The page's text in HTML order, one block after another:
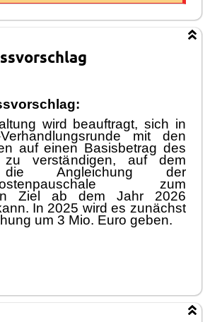
wird beauftragt, sich in
mit den
auf einen Basisbetrag des
zu verständigen, auf dem
Angleichung der
hale zum
Ziel ab dem Jahr 2026
In 2025 wird es zunächst
hung um 3 Mio. Euro geben.